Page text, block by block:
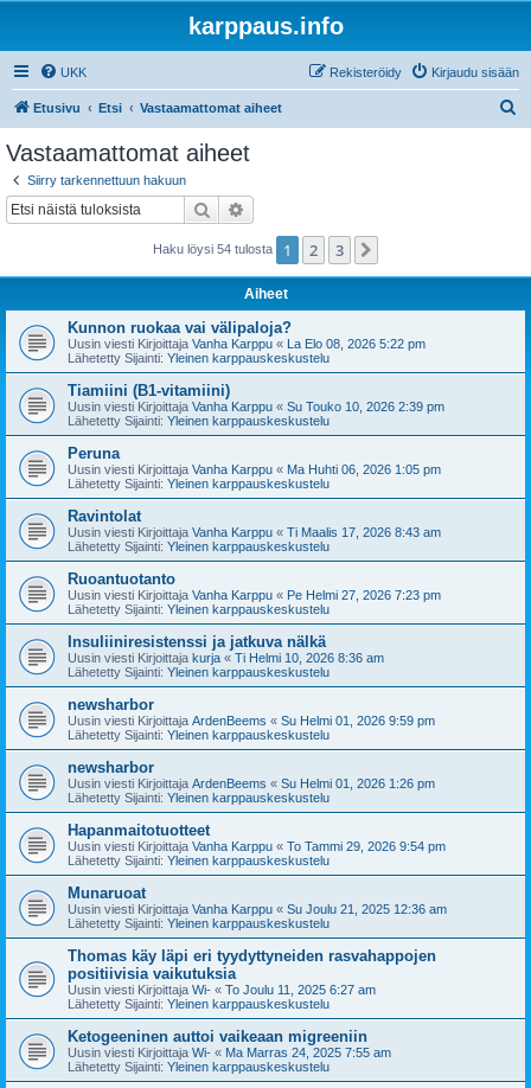
karppaus.info
UKK Kirjaudu sisään
Rekisteröidy
Etusivu Etsi Vastaamattomat aiheet
Vastaamattomat aiheet
Siirry tarkennettuun hakuun
Etsi
Haku löysi 54 tulosta 1 2 3
Aiheet
Kunnon ruokaa vai välipaloja?
Uusin viesti Kirjoittaja Vanha Karppu « La Elo 08, 2026 5:22 pm
Lähetetty Sijainti: Yleinen karppauskeskustelu
Tiamiini (B1-vitamiini)
Uusin viesti Kirjoittaja Vanha Karppu « Su Touko 10, 2026 2:39 pm
Lähetetty Sijainti: Yleinen karppauskeskustelu
Peruna
Uusin viesti Kirjoittaja Vanha Karppu « Ma Huhti 06, 2026 1:05 pm
Lähetetty Sijainti: Yleinen karppauskeskustelu
Ravintolat
Uusin viesti Kirjoittaja Vanha Karppu « Ti Maalis 17, 2026 8:43 am
Lähetetty Sijainti: Yleinen karppauskeskustelu
Ruoantuotanto
Uusin viesti Kirjoittaja Vanha Karppu « Pe Helmi 27, 2026 7:23 pm
Lähetetty Sijainti: Yleinen karppauskeskustelu
Insuliiniresistenssi ja jatkuva nälkä
Uusin viesti Kirjoittaja kurja « Ti Helmi 10, 2026 8:36 am
Lähetetty Sijainti: Yleinen karppauskeskustelu
newsharbor
Uusin viesti Kirjoittaja ArdenBeems « Su Helmi 01, 2026 9:59 pm
Lähetetty Sijainti: Yleinen karppauskeskustelu
newsharbor
Uusin viesti Kirjoittaja ArdenBeems « Su Helmi 01, 2026 1:26 pm
Lähetetty Sijainti: Yleinen karppauskeskustelu
Hapanmaitotuotteet
Uusin viesti Kirjoittaja Vanha Karppu « To Tammi 29, 2026 9:54 pm
Lähetetty Sijainti: Yleinen karppauskeskustelu
Munaruoat
Uusin viesti Kirjoittaja Vanha Karppu « Su Joulu 21, 2025 12:36 am
Lähetetty Sijainti: Yleinen karppauskeskustelu
Thomas käy läpi eri tyydyttyneiden rasvahappojen
positiivisia vaikutuksia
Uusin viesti Kirjoittaja Wi- « To Joulu 11, 2025 6:27 am
Lähetetty Sijainti: Yleinen karppauskeskustelu
Ketogeeninen auttoi vaikeaan migreeniin
Uusin viesti Kirjoittaja Wi- « Ma Marras 24, 2025 7:55 am
Lähetetty Sijainti: Yleinen karppauskeskustelu